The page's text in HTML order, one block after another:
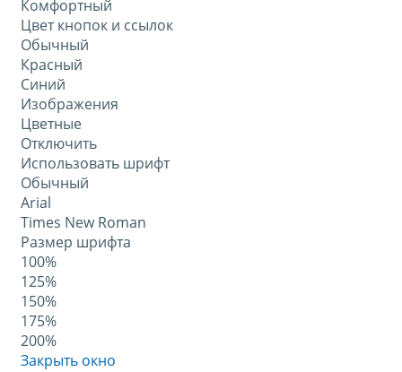
Комфортный
Цвет кнопок и ссылок
Обычный
Красный
Синий
Изображения
Цветные
Отключить
Использовать шрифт
Обычный
Arial
Times New Roman
Размер шрифта
100%
125%
150%
175%
200%
Закрыть окно